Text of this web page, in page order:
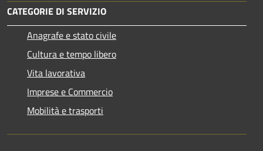
CATEGORIE DI SERVIZIO
Anagrafe e stato civile
Cultura e tempo libero
Vita lavorativa
Imprese e Commercio
Mobilità e trasporti